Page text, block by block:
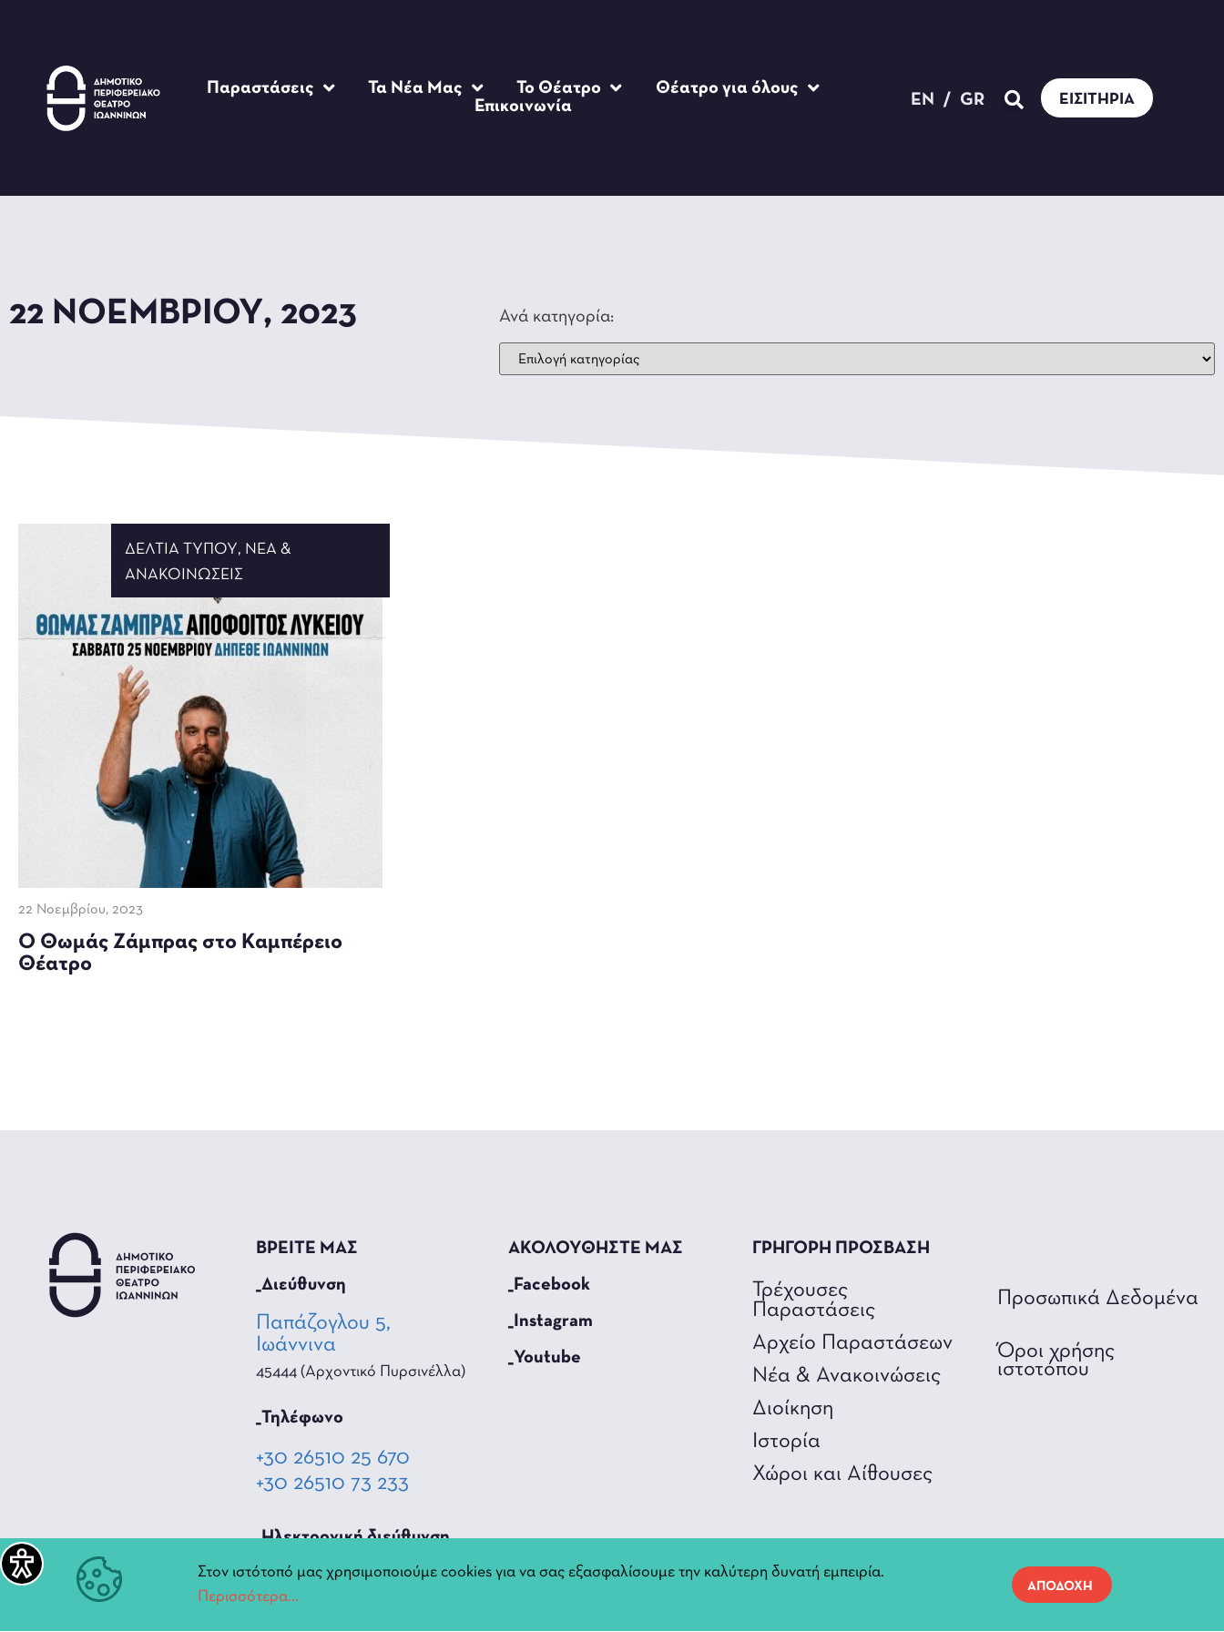
Παραστάσεις Τα Νέα Μας Το Θέατρο
Θέατρο για όλους
Επικοινωνία
EN / GR ΕΙΣΙΤΉΡΙΑ
22 ΝΟΕΜΒΡΊΟΥ, 2023 Ανά κατηγορία:
ΔΕΛΤΊΑ ΤΎΠΟΥ, ΝΈΑ &
ΑΝΑΚΟΙΝΏΣΕΙΣ
22 Νοεμβρίου, 2023
Ο Θωμάς Ζάμπρας στο Καμπέρειο
Θέατρο
ΒΡΕΙΤΕ ΜΑΣ
_Διεύθυνση
Παπάζογλου 5,
Ιωάννινα
45444 (Αρχοντικό Πυρσινέλλα)
_Τηλέφωνο
+30 26510 25 670
+30 26510 73 233
_Hλεκτρονική διεύθυνση
diperiftheat@ioannina.gr
ΑΚΟΛΟΥΘΗΣΤΕ ΜΑΣ
_Facebook
_Instagram
_Youtube
ΓΡΗΓΟΡΗ ΠΡΟΣΒΑΣΗ
Τρέχουσες
Παραστάσεις
Αρχείο Παραστάσεων
Νέα & Ανακοινώσεις
Διοίκηση
Ιστορία
Χώροι και Αίθουσες
Προσωπικά Δεδομένα
Όροι χρήσης
ιστοτόπου
Στον ιστότοπό μας χρησιμοποιούμε cookies για να σας εξασφαλίσουμε την καλύτερη δυνατή εμπειρία.
Περισσότερα...
ΑΠΟΔΟΧΗ